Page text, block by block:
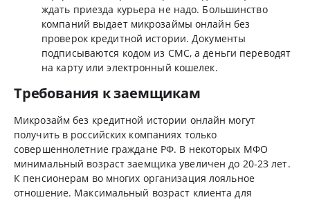
ждать приезда курьера не надо. Большинство
компаний выдает микрозаймы онлайн без
проверок кредитной истории. Документы
подписываются кодом из СМС, а деньги переводят
на карту или электронный кошелек.
Требования к заемщикам
Микрозайм без кредитной истории онлайн могут
получить в российских компаниях только
совершеннолетние граждане РФ. В некоторых МФО
минимальный возраст заемщика увеличен до 20-23 лет.
К пенсионерам во многих организация лояльное
отношение. Максимальный возраст клиента для